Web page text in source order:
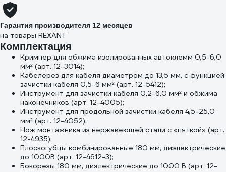
Гарантия производителя 12 месяцев
на товары REXANT
Комплектация
Кримпер для обжима изолированных автоклемм 0,5-6,0
мм² (арт. 12-3014);
Кабелерез для кабеля диаметром до 13,5 мм, с функцией
зачистки кабеля 0,5-6 мм² (арт. 12-5412);
Инструмент для зачистки кабеля 0,2-6,0 мм² и обжима
наконечников (арт. 12-4005);
Инструмент для продольной зачистки кабеля 4,5-25,0
мм² (арт. 12-4052);
Нож монтажника из нержавеющей стали с «пяткой» (арт.
12-4935);
Плоскогубцы комбинированные 180 мм, диэлектрические
до 1000В (арт. 12-4612-3);
Бокорезы 180 мм, диэлектрические до 1000 В (арт. 12-